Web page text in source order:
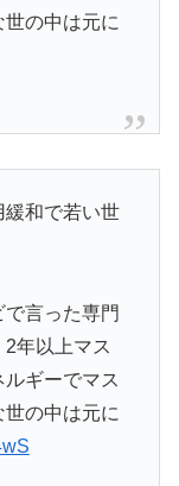
の中は元に
緩和で若い世
で言った専門
年以上マス
ギーでマス
の中は元に